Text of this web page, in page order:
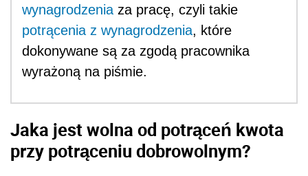
wynagrodzenia za pracę, czyli takie
potrącenia z wynagrodzenia, które
dokonywane są za zgodą pracownika
wyrażoną na piśmie.
Jaka jest wolna od potrąceń kwota
przy potrąceniu dobrowolnym?